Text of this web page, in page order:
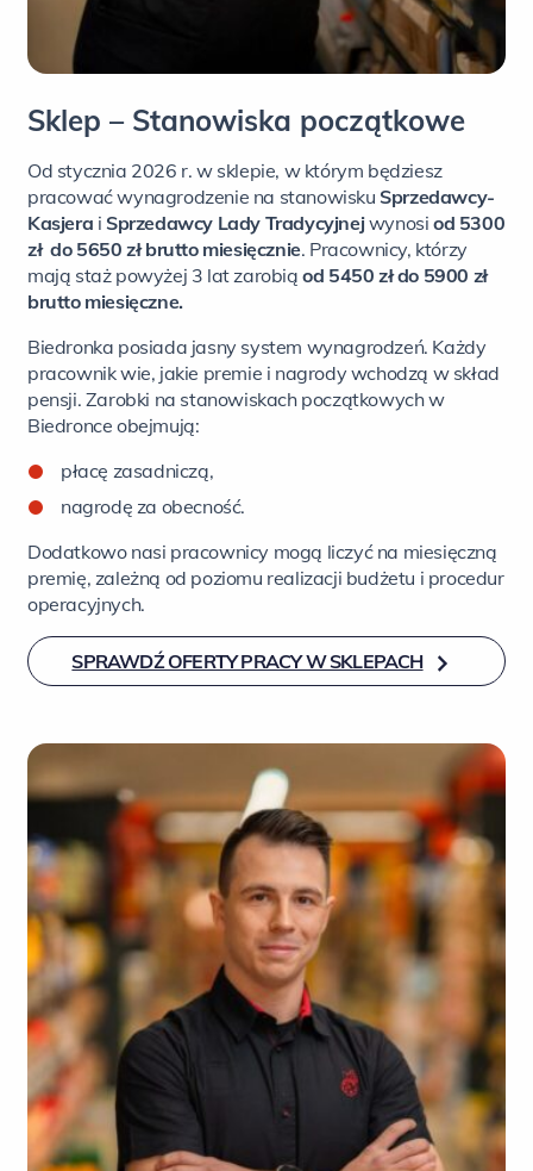
Sklep – Stanowiska początkowe
Od stycznia 2026 r. w sklepie, w którym będziesz
pracować wynagrodzenie na stanowiskuSprzedawcy-
Kasjera iSprzedawcy Lady Tradycyjnejwynosiod 5300
zł do 5650 zł brutto miesięcznie. Pracownicy, którzy
mają staż powyżej 3 lat zarobiąod 5450 zł do 5900 zł
brutto miesięczne.
Biedronka posiada jasny system wynagrodzeń. Każdy
pracownik wie, jakie premie i nagrody wchodzą w skład
pensji. Zarobki na stanowiskach początkowych w
Biedronce obejmują:
płacę zasadniczą,
nagrodę za obecność.
Dodatkowo nasi pracownicy mogą liczyć na miesięczną
premię, zależną od poziomu realizacji budżetu i procedur
operacyjnych.
SPRAWDŹ OFERTY PRACY W SKLEPACH